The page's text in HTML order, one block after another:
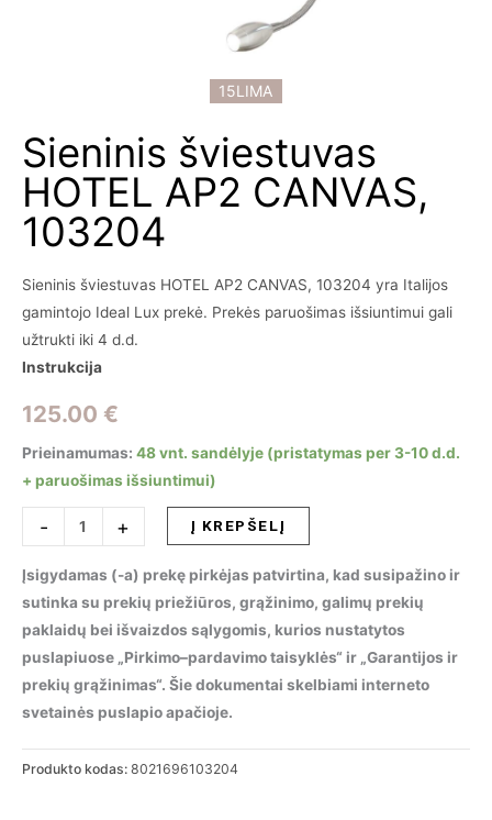
15LIMA
Sieninis šviestuvas
HOTEL AP2 CANVAS,
103204
Sieninis šviestuvas HOTEL AP2 CANVAS, 103204 yra Italijos
gamintojo Ideal Lux prekė. Prekės paruošimas išsiuntimui gali
užtrukti iki 4 d.d.
Instrukcija
125.00 €
Prieinamumas: 48 vnt. sandėlyje (pristatymas per 3-10 d.d.
+ paruošimas išsiuntimui)
-
produkto
kiekis:
Sieninis
šviestuvas
HOTEL
AP2
CANVAS,
103204
+ Į KREPŠELĮ
Įsigydamas (-a) prekę pirkėjas patvirtina, kad susipažino ir
sutinka su prekių priežiūros, grąžinimo, galimų prekių
paklaidų bei išvaizdos sąlygomis, kurios nustatytos
puslapiuose „Pirkimo–pardavimo taisyklės“ ir „Garantijos ir
prekių grąžinimas“. Šie dokumentai skelbiami interneto
svetainės puslapio apačioje.
Produkto kodas: 8021696103204